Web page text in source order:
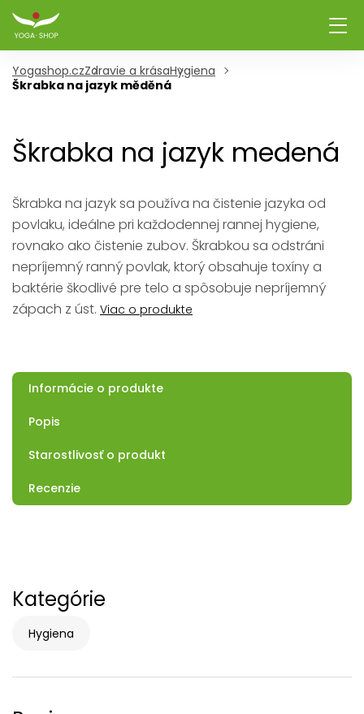
Yogashop.czZdravie a krásaHygiena
Škrabka na jazyk měděná
Škrabka na jazyk medená
Škrabka na jazyk sa používa na čistenie jazyka od
povlaku, ideálne pri každodennej rannej hygiene,
rovnako ako čistenie zubov. Škrabkou sa odstráni
nepríjemný ranný povlak, ktorý obsahuje toxíny a
baktérie škodlivé pre telo a spôsobuje nepríjemný
zápach z úst. Viac o produkte
Informácie o produkte
Popis
Starostlivosť o produkt
Recenzie
Kategórie
Hygiena